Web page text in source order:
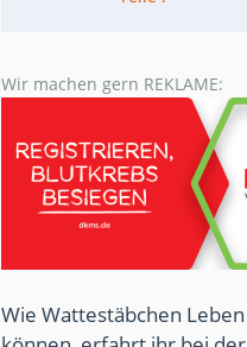
Wir machen gern REKLAME:
Wie Wattestäbchen